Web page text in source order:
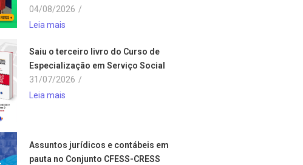
04/08/2026 /
Leia mais
Saiu o terceiro livro do Curso de
Especialização em Serviço Social
31/07/2026 /
Leia mais
Assuntos jurídicos e contábeis em
pauta no Conjunto CFESS-CRESS